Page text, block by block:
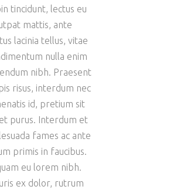
tincidunt, lectus eu
mattis, ante
lacinia tellus, vitae
nulla enim
nibh. Praesent
risus, interdum nec
id, pretium sit
purus. Interdum et
fames ac ante
primis in faucibus.
eu lorem nibh.
ex dolor, rutrum